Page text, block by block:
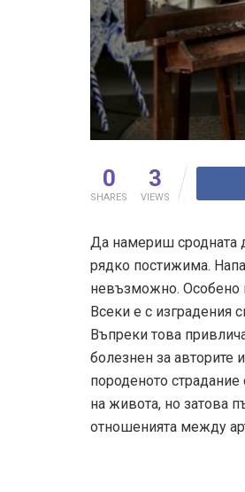
0
SHARES
3
VIEWS
Да намериш сродната
рядко постижима.
невъзможно. Особено
Всеки е с изградения
Въпреки това
болезнен за авторите
породеното
на живота, но затова
отношенията между